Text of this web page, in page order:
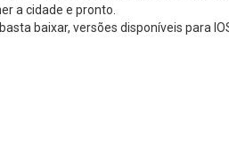
a cidade e pronto.
baixar, versões disponíveis para